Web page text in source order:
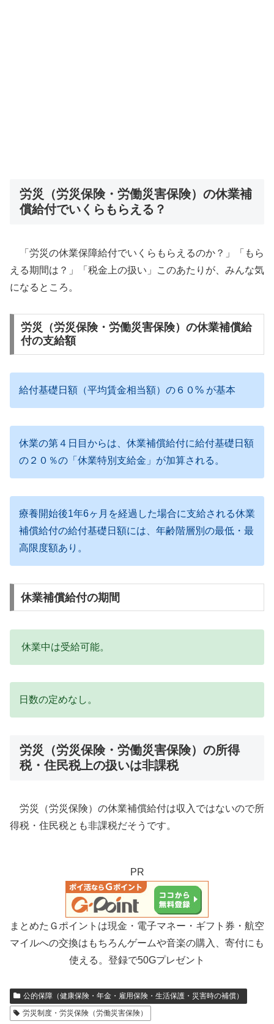
労災（労災保険・労働災害保険）の休業補
償給付でいくらもらえる？
「労災の休業保障給付でいくらもらえるのか？」「もら
える期間は？」「税金上の扱い」このあたりが、みんな気
になるところ。
労災（労災保険・労働災害保険）の休業補償給
付の支給額
給付基礎日額（平均賃金相当額）の６０% が基本
休業の第４日目からは、休業補償給付に給付基礎日額
の２０％の「休業特別支給金」が加算される。
療養開始後1年6ヶ月を経過した場合に支給される休業
補償給付の給付基礎日額には、年齢階層別の最低・最
高限度額あり。
休業補償給付の期間
休業中は受給可能。
日数の定めなし。
労災（労災保険・労働災害保険）の所得
税・住民税上の扱いは非課税
労災（労災保険）の休業補償給付は収入ではないので所
得税・住民税とも非課税だそうです。
PR
まとめたＧポイントは現金・電子マネー・ギフト券・航空
マイルへの交換はもちろんゲームや音楽の購入、寄付にも
使える。登録で50Gプレゼント
公的保障（健康保険・年金・雇用保険・生活保護・災害時の補償）
労災制度・労災保険（労働災害保険）